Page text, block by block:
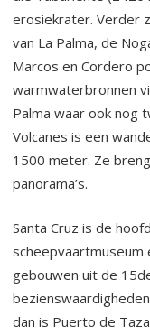
erosiekrater. Verder
van La Palma, de
Marcos en Cordero
warmwaterbronnen
Palma waar ook nog
Volcanes is een
1500 meter. Ze
panorama’s.
Santa Cruz is de
gebouwen uit de
dan is Puerto de